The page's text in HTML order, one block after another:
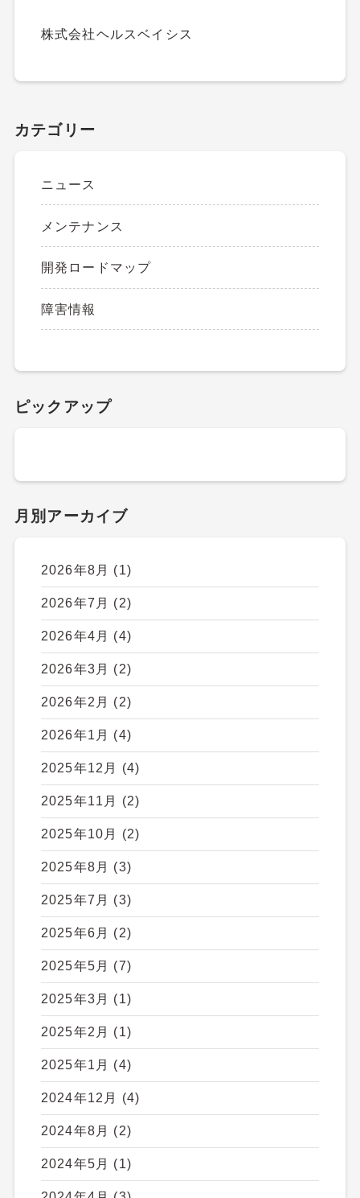
株式会社ヘルスベイシス
カテゴリー
ニュース
メンテナンス
開発ロードマップ
障害情報
ピックアップ
月別アーカイブ
2026年8月 (1)
2026年7月 (2)
2026年4月 (4)
2026年3月 (2)
2026年2月 (2)
2026年1月 (4)
2025年12月 (4)
2025年11月 (2)
2025年10月 (2)
2025年8月 (3)
2025年7月 (3)
2025年6月 (2)
2025年5月 (7)
2025年3月 (1)
2025年2月 (1)
2025年1月 (4)
2024年12月 (4)
2024年8月 (2)
2024年5月 (1)